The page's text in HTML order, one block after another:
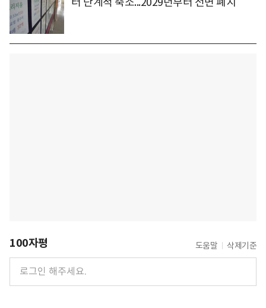
100자평 도움말 삭제기준